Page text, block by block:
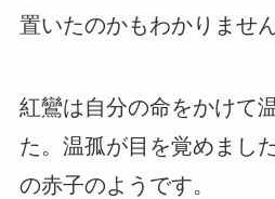
置いたのかもわかりません
紅鸞は自分の命をかけて
た。温孤が目を覚めまし
の赤子のようです。